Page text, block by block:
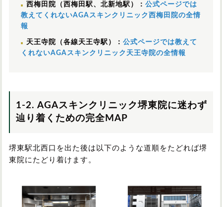
西梅田院（西梅田駅、北新地駅）： 公式ページでは
教えてくれないAGAスキンクリニック西梅田院の全情
報
天王寺院（各線天王寺駅）： 公式ページでは教えて
くれないAGAスキンクリニック天王寺院の全情報
1-2. AGAスキンクリニック堺東院に迷わず
辿り着くための完全MAP
堺東駅北西口を出た後は以下のような道順をたどれば堺
東院にたどり着けます。